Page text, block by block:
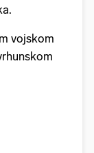
vojskom